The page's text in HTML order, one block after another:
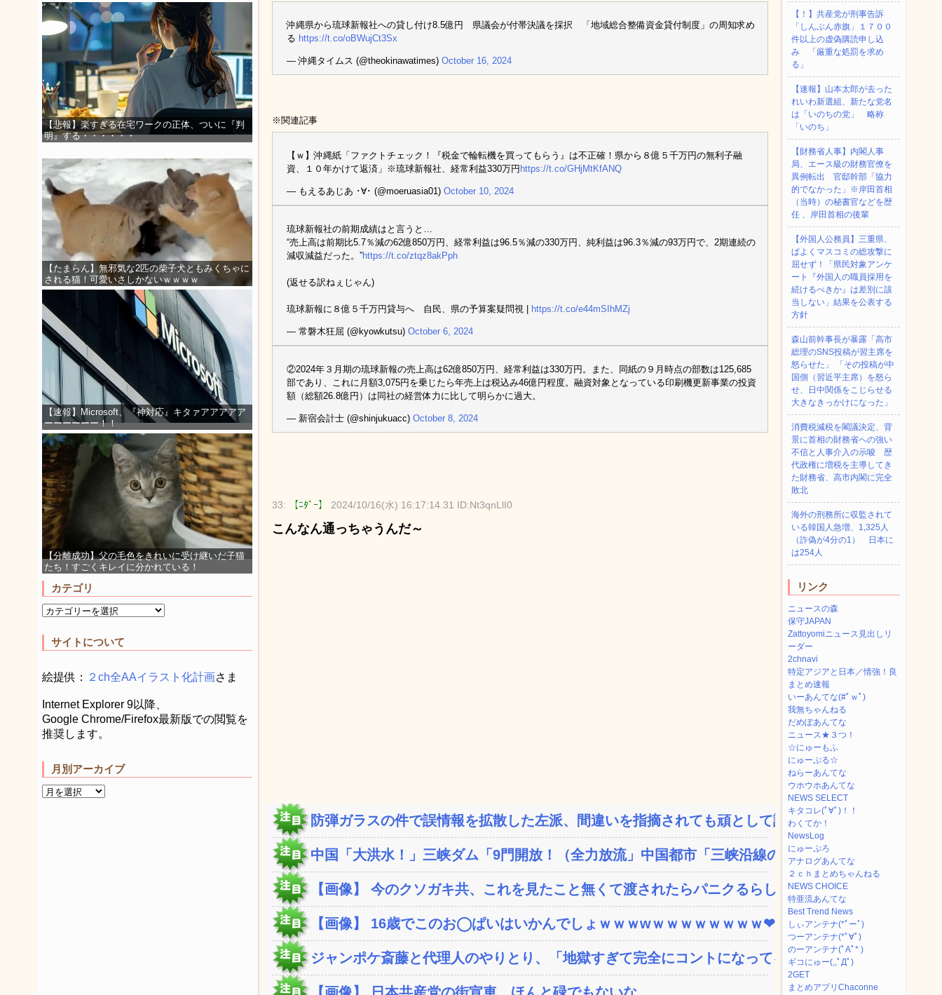
【悲報】楽すぎる在宅ワークの正体、ついに『判
明』する・・・・・・
【たまらん】無邪気な2匹の柴子犬ともみくちゃに
される猫！可愛いさしかないｗｗｗｗ
【速報】Microsoft、『神対応』キタァアアアアア
ーーーーーー！！
【分離成功】父の毛色をきれいに受け継いだ子猫
たち！すごくキレイに分かれている！
カテゴリ
サイトについて
絵提供： ２ch全AAイラスト化計画さま
Internet Explorer 9以降、
Google Chrome/Firefox最新版での閲覧を
推奨します。
月別アーカイブ
沖縄県から琉球新報社への貸し付け8.5億円 県議会が付帯決議を採択 「地域総合整備資金貸付制度」の周知求め
る https://t.co/oBWujCt3Sx
— 沖縄タイムス (@theokinawatimes) October 16, 2024
※関連記事
【ｗ】沖縄紙「ファクトチェック！『税金で輪転機を買ってもらう』は不正確！県から８億５千万円の無利子融
資、１０年かけて返済」※琉球新報社、経常利益330万円https://t.co/GHjMtKfANQ
— もえるあじあ ･∀･ (@moeruasia01) October 10, 2024
琉球新報社の前期成績はと言うと…
“売上高は前期比5.7％減の62億850万円、経常利益は96.5％減の330万円、純利益は96.3％減の93万円で、2期連続の
減収減益だった。”https://t.co/ztqz8akPph
(返せる訳ねぇじゃん)
琉球新報に８億５千万円貸与へ 自民、県の予算案疑問視 | https://t.co/e44mSIhMZj
— 常磐木狂屈 (@kyowkutsu) October 6, 2024
②2024年３月期の琉球新報の売上高は62億850万円、経常利益は330万円。また、同紙の９月時点の部数は125,685
部であり、これに月額3,075円を乗じたら年売上は税込み46億円程度。融資対象となっている印刷機更新事業の投資
額（総額26.8億円）は同社の経営体力に比して明らかに過大。
— 新宿会計士 (@shinjukuacc) October 8, 2024
33: 【ﾆﾀﾞｰ】 2024/10/16(水) 16:17:14.31 ID:Nt3qnLlI0
こんなん通っちゃうんだ～
防弾ガラスの件で誤情報を拡散した左派、間違いを指摘されても頑として認め...
中国「大洪水！」三峡ダム「9門開放！（全力放流」中国都市「三峡沿線の道...
【画像】 今のクソガキ共、これを見たこと無くて渡されたらパニクるらしい...
【画像】 16歳でこのお◯ぱいはいかんでしょｗｗｗwｗｗｗｗｗｗｗｗ❤
ジャンポケ斎藤と代理人のやりとり、「地獄すぎて完全にコントになってる…...
【画像】 日本共産党の街宣車、ほんと碌でもないな
【！】共産党が刑事告訴
「しんぶん赤旗」１７００
件以上の虚偽購読申し込
み 「厳重な処罰を求め
る」
【速報】山本太郎が去った
れいわ新選組、新たな党名
は「いのちの党」 略称
「いのち」
【財務省人事】内閣人事
局、エース級の財務官僚を
異例転出 官邸幹部「協力
的でなかった」※岸田首相
（当時）の秘書官などを歴
任 、岸田首相の後輩
【外国人公務員】三重県、
ぱよくマスコミの総攻撃に
屈せず！「県民対象アンケ
ート『外国人の職員採用を
続けるべきか』は差別に該
当しない」結果を公表する
方針
森山前幹事長が暴露「高市
総理のSNS投稿が習主席を
怒らせた」 「その投稿が中
国側（習近平主席）を怒ら
せ、日中関係をこじらせる
大きなきっかけになった」
消費税減税を閣議決定、背
景に首相の財務省への強い
不信と人事介入の示唆 歴
代政権に増税を主導してき
た財務省、高市内閣に完全
敗北
海外の刑務所に収監されて
いる韓国人急増、1,325人
（詐偽が4分の1） 日本に
は254人
リンク
ニュースの森
保守JAPAN
Zattoyomiニュース見出しリ
ーダー
2chnavi
特定アジアと日本／情強！良
まとめ速報
いーあんてな(#ﾟｗﾟ)
我無ちゃんねる
だめぽあんてな
ニュース★３つ！
☆にゅーもふ
にゅーぷる☆
ねらーあんてな
ウホウホあんてな
NEWS SELECT
キタコレ(ﾟ∀ﾟ)！！
わくてか！
NewsLog
にゅーぷろ
アナログあんてな
２ｃｈまとめちゃんねる
NEWS CHOICE
特亜流あんてな
Best Trend News
しぃアンテナ(*ﾟーﾟ)
つーアンテナ(*ﾟ∀ﾟ)
のーアンテナ(ﾟAﾟ* )
ギコにゅー(,,ﾟДﾟ)
2GET
まとめアプリChaconne